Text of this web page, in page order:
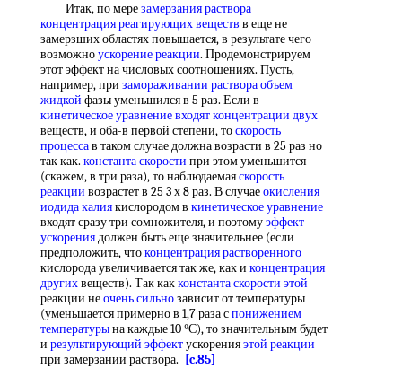
Итак, по мерезамерзания раствора
концентрация реагирующих веществ в еще не
замерзших областях повышается, в результате чего
возможноускорение реакции. Продемонстрируем
этот эффект на числовых соотношениях. Пусть,
например, при замораживании раствораобъем
жидкой фазы уменьшился в 5 раз. Если в
кинетическое уравнениевходят концентрации двух
веществ, и оба-в первой степени, тоскорость
процессав таком случае должна возрасти в 25 раз но
так как. константа скорости при этом уменьшится
(скажем, в три раза), то наблюдаемаяскорость
реакции возрастет в 25 3 х 8 раз. В случаеокисления
иодида калиякислородом в кинетическое уравнение
входят сразу три сомножителя, и поэтомуэффект
ускорениядолжен быть еще значительнее (если
предположить, чтоконцентрация растворенного
кислорода увеличивается так же, как и концентрация
другихвеществ). Так какконстанта скорости этой
реакции неочень сильнозависит от температуры
(уменьшается примерно в 1,7 раза спонижением
температурына каждые 10 °С), то значительным будет
и результирующий эффектускоренияэтой реакции
при замерзании раствора.
[c.85]